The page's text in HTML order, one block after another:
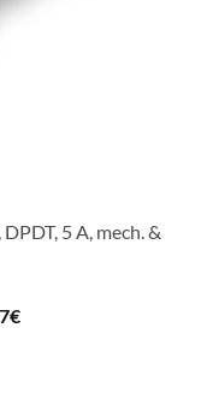
5 A, mech. &
€